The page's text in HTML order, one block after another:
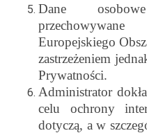
Dane
Europejskiego
zastrzeżeniem
Prywatności.
Administrator
celu ochrony
dotyczą, a w